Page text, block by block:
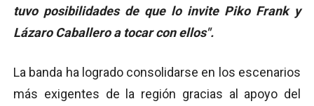
tuvo posibilidades de que lo invite Piko Frank y
Lázaro Caballero a tocar con ellos".
La banda ha logrado consolidarse en los escenarios
más exigentes de la región gracias al apoyo del